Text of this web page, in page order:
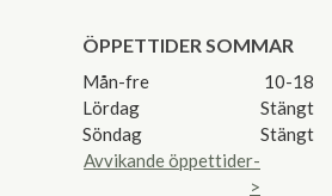
ÖPPETTIDER SOMMAR
Mån-fre
10-18
Lördag
Stängt
Söndag
Stängt
Avvikande öppettider-
>